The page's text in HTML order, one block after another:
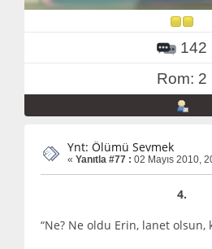
142
Rom: 2
Ynt: Ölümü Sevmek
« Yanıtla #77 : 02 Mayıs 2010,
4.
“Ne? Ne oldu Erin, lanet olsun,